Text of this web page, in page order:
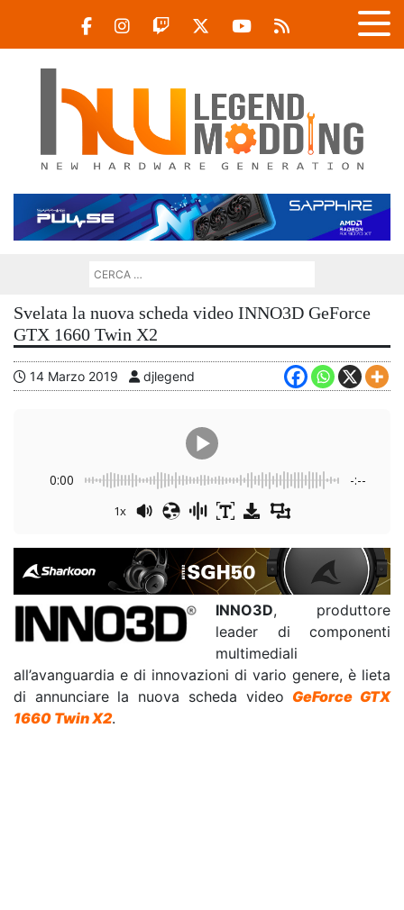
Svelata la nuova scheda video INNO3D GeForce
GTX 1660 Twin X2
14 Marzo 2019 djlegend
0:00 -:--
1x
INNO3D, produttore
leader di componenti
multimediali
all’avanguardia e di innovazioni di vario genere, è lieta
di annunciare la nuova scheda video GeForce GTX
1660 Twin X2.